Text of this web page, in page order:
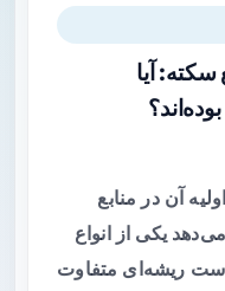
آیا
آن در منابع
یکی از انواع
ریشه‌ای متفاوت